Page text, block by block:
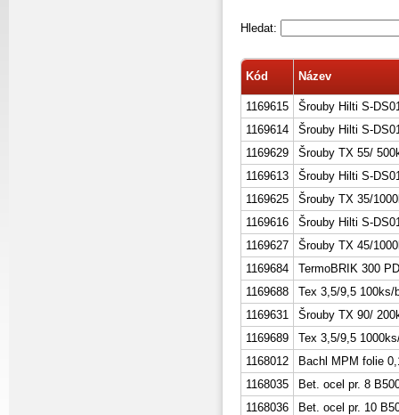
Hledat:
Kód Název
1169615
Šrouby Hilti S-
1169614
Šrouby Hilti S-
1169629
Šrouby TX 55/
1169613
Šrouby Hilti S-
1169625
Šrouby TX 35/
1169616
Šrouby Hilti S-
1169627
Šrouby TX 45/
1169684
TermoBRIK 300
1169688
Tex 3,5/9,5 100ks/
1169631
Šrouby TX 90/
1169689
Tex 3,5/9,5
1168012
Bachl MPM folie
1168035
Bet. ocel pr. 8
1168036
Bet. ocel pr. 10